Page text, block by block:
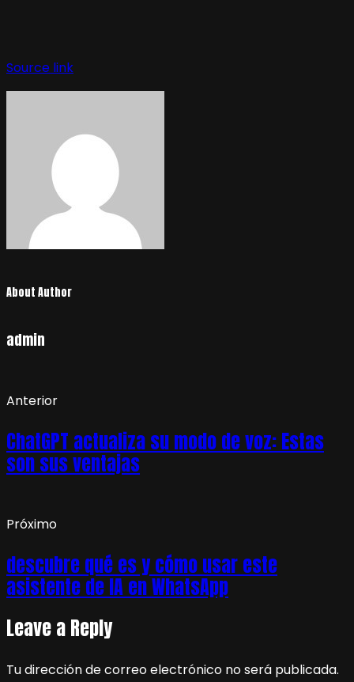
Source link
About Author
admin
Anterior
ChatGPT actualiza su modo de voz: Estas
son sus ventajas
Próximo
descubre qué es y cómo usar este
asistente de IA en WhatsApp
Leave a Reply
Tu dirección de correo electrónico no será publicada.